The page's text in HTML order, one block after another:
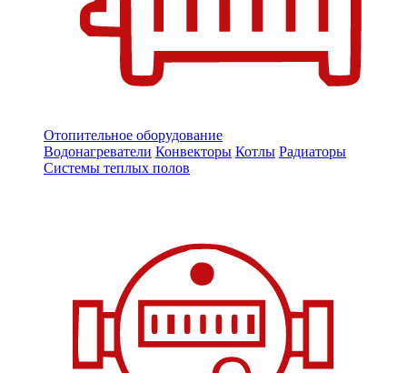
Отопительное оборудование
Водонагреватели Конвекторы Котлы Радиаторы
Системы теплых полов